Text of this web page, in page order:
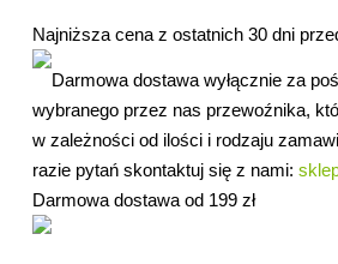
wynosiła:
Najniższa cena z ostatnich 30 dni
Darmowa dostawa wyłącznie za
wybranego przez nas przewoźnika,
w zależności od ilości i rodzaju
razie pytań skontaktuj się z nami:
Darmowa dostawa od 199 zł